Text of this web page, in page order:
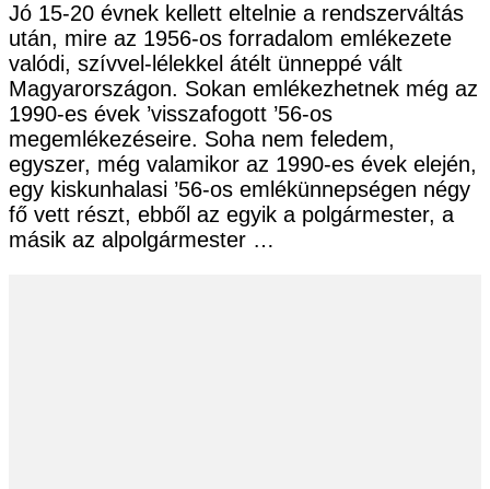
Jó 15-20 évnek kellett eltelnie a rendszerváltás
után, mire az 1956-os forradalom emlékezete
valódi, szívvel-lélekkel átélt ünneppé vált
Magyarországon. Sokan emlékezhetnek még az
1990-es évek ’visszafogott ’56-os
megemlékezéseire. Soha nem feledem,
egyszer, még valamikor az 1990-es évek elején,
egy kiskunhalasi ’56-os emlékünnepségen négy
fő vett részt, ebből az egyik a polgármester, a
másik az alpolgármester …